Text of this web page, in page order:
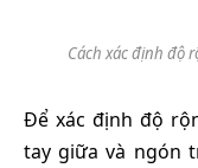
Cách xác định độ
Để xác định độ
tay giữa và ngón